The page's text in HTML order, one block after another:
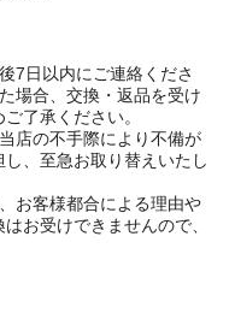
7日以内にご連絡くださ
場合、交換・返品を受け
了承ください。
店の不手際により不備が
、至急お取り替えいたし
お客様都合による理由や
お受けできませんので、